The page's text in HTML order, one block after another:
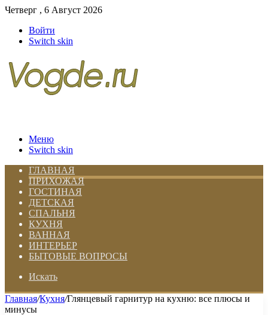
Четверг , 6 Август 2026
Войти
Switch skin
Меню
Switch skin
ГЛАВНАЯ
ПРИХОЖАЯ
ГОСТИНАЯ
ДЕТСКАЯ
СПАЛЬНЯ
КУХНЯ
ВАННАЯ
ИНТЕРЬЕР
БЫТОВЫЕ ВОПРОСЫ
Искать
Главная/Кухня/Глянцевый гарнитур на кухню: все плюсы и
минусы